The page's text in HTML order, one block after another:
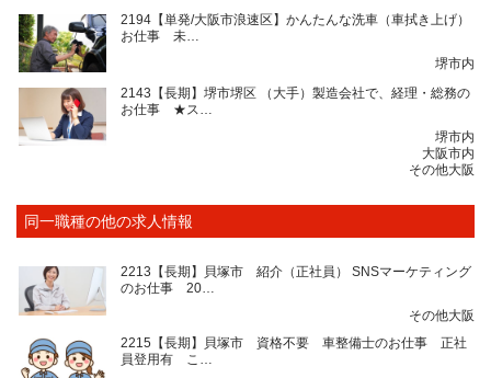
2194【単発/大阪市浪速区】かんたんな洗車（車拭き上げ）
お仕事 未…
堺市内
2143【長期】堺市堺区 （大手）製造会社で、経理・総務の
お仕事 ★ス…
堺市内
大阪市内
その他大阪
同一職種の他の求人情報
2213【長期】貝塚市 紹介（正社員） SNSマーケティング
のお仕事 20…
その他大阪
2215【長期】貝塚市 資格不要 車整備士のお仕事 正社
員登用有 こ…